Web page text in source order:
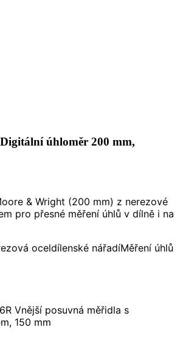
úhloměr 200 mm,
& Wright (200 mm) z nerezové
pro přesné měření úhlů v dílně i na
oceldílenské nářadíMěření úhlů
Vnější posuvná měřidla s
150 mm